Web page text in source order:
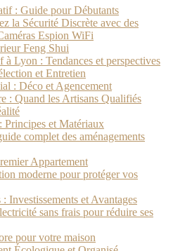
: Guide pour Débutants
la Sécurité Discrète avec des
Espion WiFi
Feng Shui
Lyon : Tendances et perspectives
et Entretien
: Déco et Agencement
: Quand les Artisans Qualifiés
Principes et Matériaux
complet des aménagements
Appartement
moderne pour protéger vos
Investissements et Avantages
sans frais pour réduire ses
pour votre maison